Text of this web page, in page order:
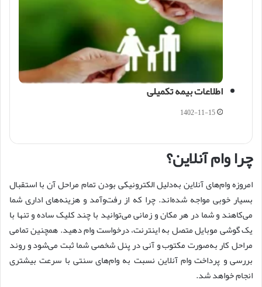
اطلاعات بیمه تکمیلی
1402-11-15
چرا وام آنلاین؟
امروزه وام‌های آنلاین به‌دلیل الکترونیکی بودن تمام مراحل آن با استقبال
بسیار خوبی مواجه شده‌اند. چرا که از رفت‌وآمد و هزینه‌های اداری شما
می‌کاهند و شما در هر مکان و زمانی می‌توانید با چند کلیک ساده و تنها با
یک گوشی موبایل متصل به اینترنت، درخواست وام دهید. همچنین تمامی
مراحل کار به‌صورت مکتوب و آنی در پنل شخصی شما ثبت می‌شود و روند
بررسی و پرداخت وام آنلاین نسبت به وام‌های سنتی با سرعت بیشتری
انجام خواهد شد.